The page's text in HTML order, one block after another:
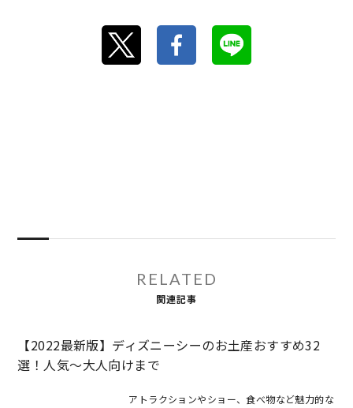
RELATED
関連記事
【2022最新版】ディズニーシーのお土産おすすめ32
選！人気～大人向けまで
アトラクションやショー、食べ物など魅力的な